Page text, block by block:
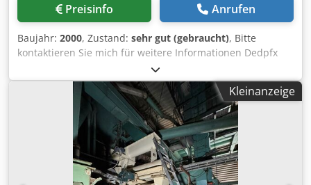
Preisinfo Anrufen
Baujahr: 2000, Zustand: sehr gut (gebraucht), Bitte
kontaktieren Sie mich für weitere Informationen Dedpfx
Kleinanzeige